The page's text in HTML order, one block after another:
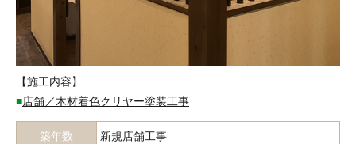
【施工内容】
■店舗／木材着色クリヤー塗装工事
築年数 新規店舗工事